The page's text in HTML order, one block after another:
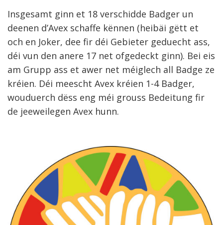
Insgesamt ginn et 18 verschidde Badger un
deenen d’Avex schaffe kënnen (heibäi gëtt et
och en Joker, dee fir déi Gebieter geduecht ass,
déi vun den anere 17 net ofgedeckt ginn). Bei eis
am Grupp ass et awer net méiglech all Badge ze
kréien. Déi meescht Avex kréien 1-4 Badger,
wouduerch dëss eng méi grouss Bedeitung fir
de jeeweilegen Avex hunn.